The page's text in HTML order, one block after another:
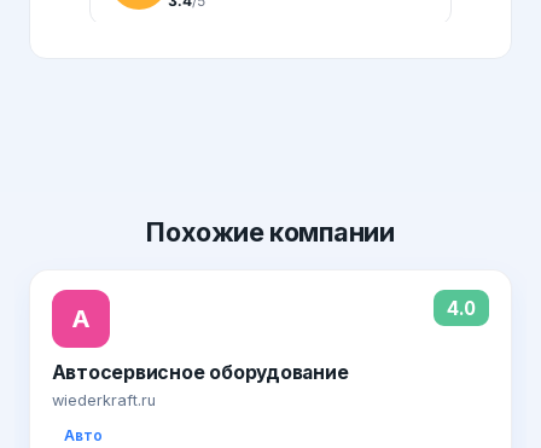
Похожиекомпании
А 4.0
Автосервисное оборудование
wiederkraft.ru
Авто